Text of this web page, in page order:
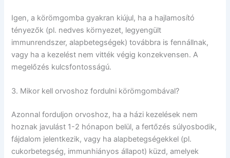
Igen, a körömgomba gyakran kiújul, ha a hajlamosító
tényezők (pl. nedves környezet, legyengült
immunrendszer, alapbetegségek) továbbra is fennállnak,
vagy ha a kezelést nem vitték végig konzekvensen. A
megelőzés kulcsfontosságú.
3. Mikor kell orvoshoz fordulni körömgombával?
Azonnal forduljon orvoshoz, ha a házi kezelések nem
hoznak javulást 1-2 hónapon belül, a fertőzés súlyosbodik,
fájdalom jelentkezik, vagy ha alapbetegségekkel (pl.
cukorbetegség, immunhiányos állapot) küzd, amelyek